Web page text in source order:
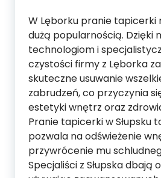
W Lęborku pranie tapicerki
dużą popularnością. Dzięki
technologiom i
czystości firmy z Lęborka
skuteczne usuwanie
zabrudzeń, co przyczynia
estetyki wnętrz oraz
Pranie tapicerki w Słupsku
pozwala na odświeżenie
przywrócenie mu
Specjaliści z Słupska dbają